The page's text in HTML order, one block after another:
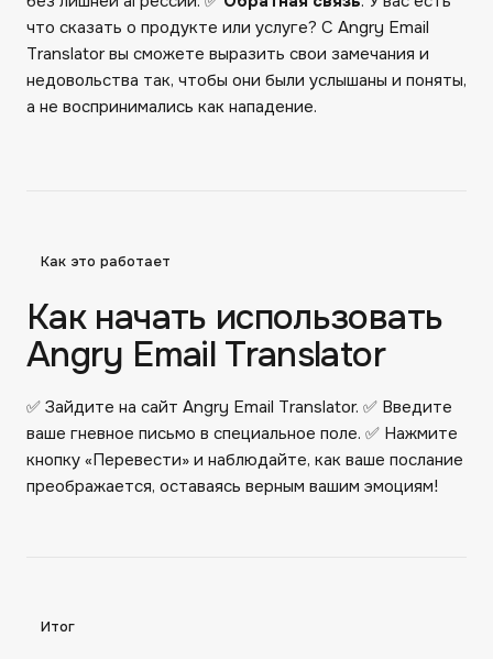
что сказать о продукте или услуге? С Angry Email
Translator вы сможете выразить свои замечания и
недовольства так, чтобы они были услышаны и поняты,
а не воспринимались как нападение.
Как это работает
Как начать использовать
Angry Email Translator
✅ Зайдите на сайт Angry Email Translator. ✅ Введите
ваше гневное письмо в специальное поле. ✅ Нажмите
кнопку «Перевести» и наблюдайте, как ваше послание
преображается, оставаясь верным вашим эмоциям!
Итог